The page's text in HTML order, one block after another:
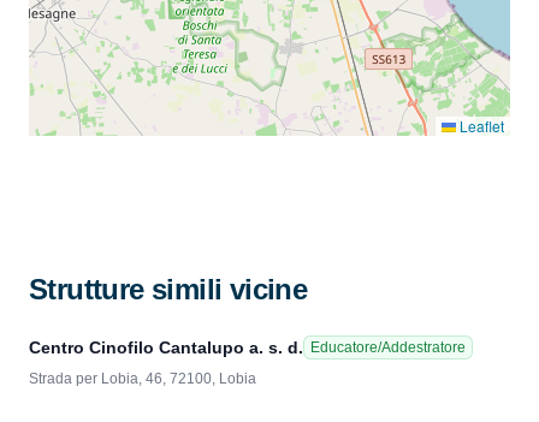
Leaflet
Strutture simili vicine
Centro Cinofilo Cantalupo a. s. d.
Educatore/Addestratore
Strada per Lobia, 46, 72100, Lobia